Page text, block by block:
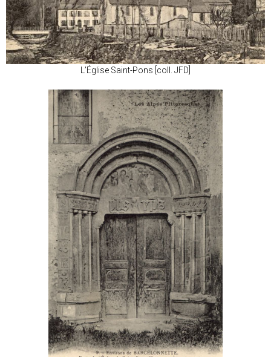
L’Église Saint-Pons [coll. JFD]